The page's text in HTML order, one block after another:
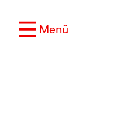
Menü